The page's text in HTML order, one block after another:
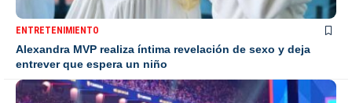
ENTRETENIMIENTO
Alexandra MVP realiza íntima revelación de sexo y deja
entrever que espera un niño